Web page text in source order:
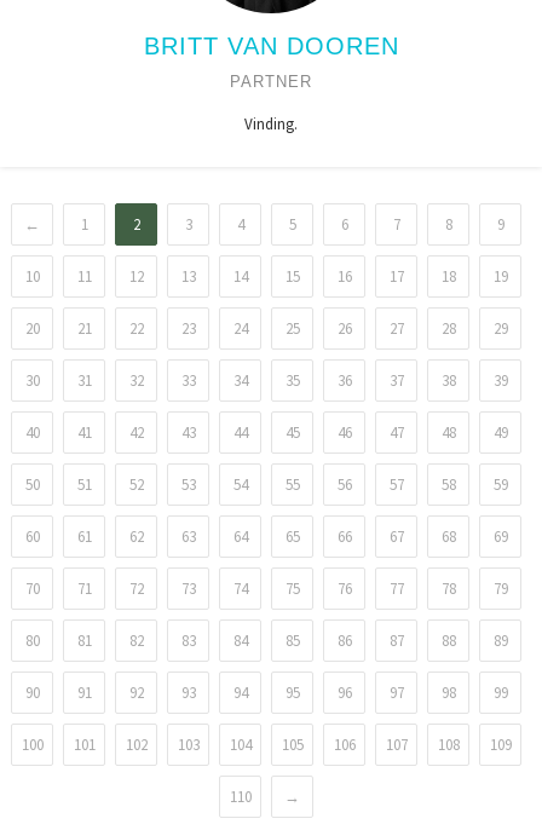
BRITT VAN DOOREN
PARTNER
Vinding.
← 1 2 3 4 5 6 7 8 9
10 11 12 13 14 15 16 17 18 19
20 21 22 23 24 25 26 27 28 29
30 31 32 33 34 35 36 37 38 39
40 41 42 43 44 45 46 47 48 49
50 51 52 53 54 55 56 57 58 59
60 61 62 63 64 65 66 67 68 69
70 71 72 73 74 75 76 77 78 79
80 81 82 83 84 85 86 87 88 89
90 91 92 93 94 95 96 97 98 99
100 101 102 103 104 105 106 107 108 109
110 →